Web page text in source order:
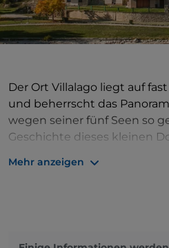
Der Ort Villalago liegt auf
und beherrscht das
wegen seiner fünf Seen so
Geschichte dieses kleinen
heute kennen, wurde im 11.
Mehr anzeigen